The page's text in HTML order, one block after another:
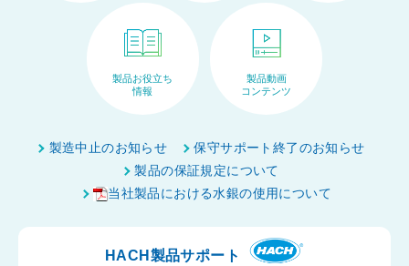
製品お役立ち
情報
製品動画
コンテンツ
製造中止のお知らせ
保守サポート終了のお知らせ
製品の保証規定について
当社製品における水銀の使用について
HACH製品サポート